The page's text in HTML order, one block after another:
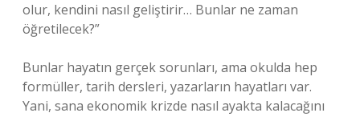
olur, kendini nasıl geliştirir… Bunlar ne zaman
öğretilecek?”
Bunlar hayatın gerçek sorunları, ama okulda hep
formüller, tarih dersleri, yazarların hayatları var.
Yani, sana ekonomik krizde nasıl ayakta kalacağını